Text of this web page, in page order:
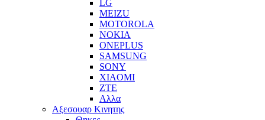
LG
MEIZU
MOTOROLA
NOKIA
ONEPLUS
SAMSUNG
SONY
XIAOMI
ZTE
Αλλα
Αξεσουαρ Κινητης